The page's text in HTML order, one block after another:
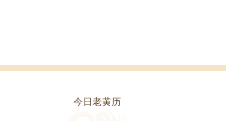
今日老黄历